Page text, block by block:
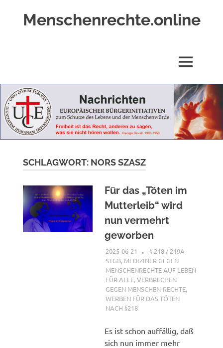
Menschenrechte.online
Geborene
wie
für
Ungeborene
MENÜ
SCHLAGWORT: NORS SZASZ
Für das „Töten im
Mutterleib“ wird
nun vermehrt
geworben
2025-06-21 XX
§ 218 / 219A
STGB, MEDIZINER GEGEN
MENSCHENRECHTE AUF LEBEN
FÜR ALLE,VERBRECHEN
GEGEN MENSCHEN-RECHTE,
WERBEN FÜR DAS TÖTEN
NACH §218
Es ist schon auffällig, daß
sich nun immer mehr